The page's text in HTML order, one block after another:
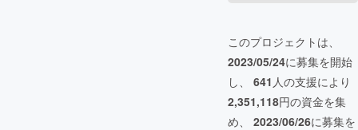
このプロジェクトは、
2023/05/24に募集を開始
し、 641 人の支援により
2,351,118円の資金を集
め、 2023/06/26に募集を